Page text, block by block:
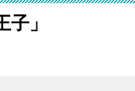
」